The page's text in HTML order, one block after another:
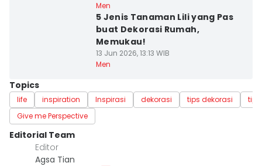
Men
5 Jenis Tanaman Lili yang Pas
buat Dekorasi Rumah,
Memukau!
13 Jun 2026, 13:13 WIB
Men
Topics
life inspiration Inspirasi dekorasi tips dekorasi
Give me Perspective
Editorial Team
Editor
Agsa Tian